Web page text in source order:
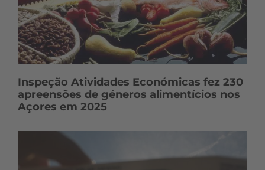
Inspeção Atividades Económicas fez 230
apreensões de géneros alimentícios nos
Açores em 2025